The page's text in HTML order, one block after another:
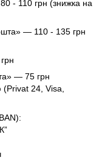
- 110 грн (знижка на
— 110 - 135 грн
— 75 грн
24, Visa,